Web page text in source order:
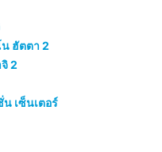
ฮัตตา 2
2
เซ็นเตอร์